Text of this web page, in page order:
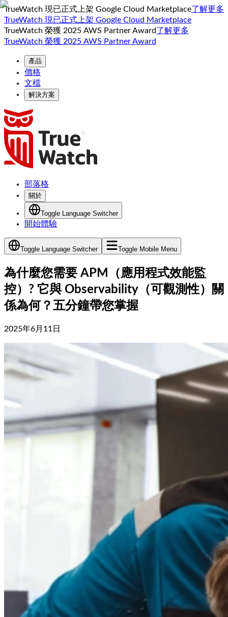
TrueWatch 現已正式上架 Google Cloud Marketplace了解更多
TrueWatch 現已正式上架 Google Cloud Marketplace
TrueWatch 榮獲 2025 AWS Partner Award了解更多
TrueWatch 榮獲 2025 AWS Partner Award
產品
價格
文檔
解決方案
部落格
關於
Toggle Language Switcher
開始體驗
Toggle Language Switcher Toggle Mobile Menu
為什麼您需要 APM（應用程式效能監
控）? 它與 Observability（可觀測性）關
係為何？五分鐘帶您掌握
2025年6月11日